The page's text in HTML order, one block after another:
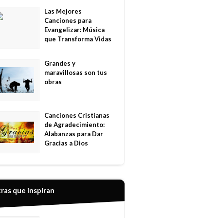
Las Mejores
Canciones para
Evangelizar: Música
que Transforma Vidas
Grandes y
maravillosas son tus
obras
Canciones Cristianas
de Agradecimiento:
Alabanzas para Dar
Gracias a Dios
que inspiran